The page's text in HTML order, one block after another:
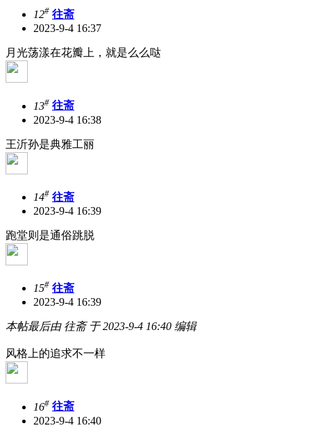
12# 往斋
2023-9-4 16:37
月光荡漾在花瓣上，就是么么哒
13# 往斋
2023-9-4 16:38
王沂孙是典雅工丽
14# 往斋
2023-9-4 16:39
跑堂则是通俗跳脱
15# 往斋
2023-9-4 16:39
本帖最后由 往斋 于 2023-9-4 16:40 编辑
风格上的追求不一样
16# 往斋
2023-9-4 16:40